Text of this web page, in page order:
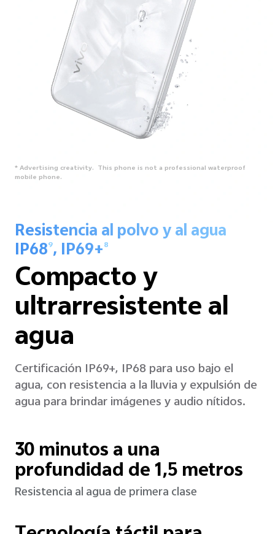
Resistencia al polvo y al agua
IP689, IP69+8
Compacto y
ultrarresistente al
agua
Certificación IP69+, IP68 para uso bajo el
agua, con resistencia a la lluvia y expulsión de
agua para brindar imágenes y audio nítidos.
30 minutos a una
profundidad de 1,5 metros
Resistencia al agua de primera clase
* Advertising creativity. This phone is not a professional waterproof
mobile phone.